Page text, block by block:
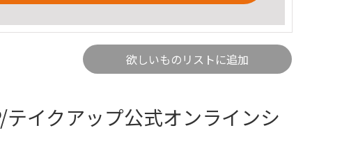
欲しいものリストに追加
イクアップ公式オンラインシ